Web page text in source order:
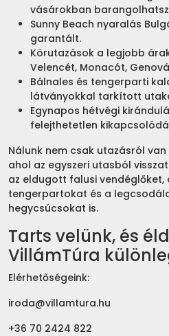
vásárokban
Sunny Beach nyaralás
garantált.
Körutazások a legjobb
Velencét, Monacót,
Bálnales és tengerparti
látványokkal tarkított
Egynapos hétvégi
felejthetetlen
Nálunk nem csak utazásról
ahol az egyszeri utasból
az eldugott falusi vendéglőket,
tengerpartokat és a
hegycsúcsokat is.
Tarts velünk, és
VillámTúra
Elérhetőségeink:
iroda@villamtura.hu
+36 70 2424 822